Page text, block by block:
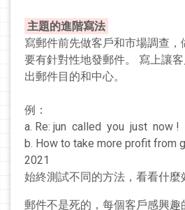
主題的進階寫法
寫郵件前先做客戶和市場調查，
要有針對性地發郵件。 寫上讓
出郵件目的和中心。
例：
a. Re: jun called you just now !
b. How to take more profit from
2021
始終測試不同的方法，看看什麼
郵件不是死的，每個客戶感興